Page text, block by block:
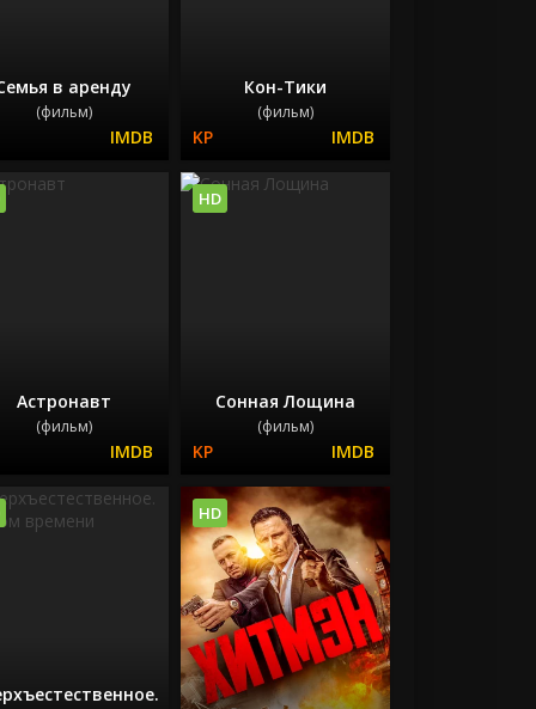
в аренду
(фильм)
Кон-Тики
(фильм)
Астронавт
(фильм)
Сонная Лощина
(фильм)
HD
HD